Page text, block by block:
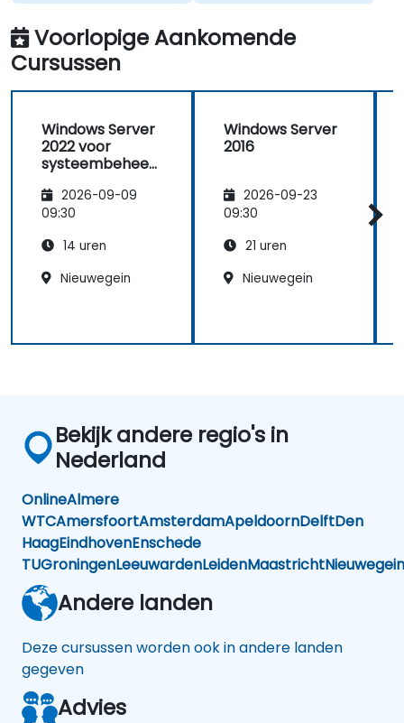
Voorlopige Aankomende
Cursussen
Windows Server
2022 voor
systeembeheer
2026-09-09
09:30
14 uren
Nieuwegein
Windows Server
2016
2026-09-23
09:30
21 uren
Nieuwegein
Bekijk andere regio's in
Nederland
OnlineAlmere
WTCAmersfoortAmsterdamApeldoornDelftDen
HaagEindhovenEnschede
TUGroningenLeeuwardenLeidenMaastrichtNieuwegein
Andere landen
Deze cursussen worden ook in andere landen
gegeven
Advies